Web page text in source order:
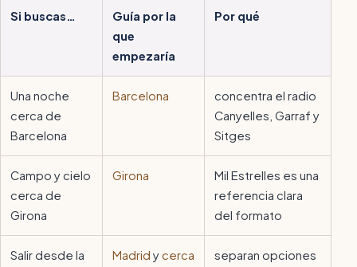
Si buscas…
Guía por la
que
empezaría
Por qué
Una noche
cerca de
Barcelona
Barcelona
concentra el radio
Canyelles, Garraf y
Sitges
Campo y cielo
cerca de
Girona
Girona
Mil Estrelles es una
referencia clara
del formato
Salir desde la
Madrid ycerca
separan opciones